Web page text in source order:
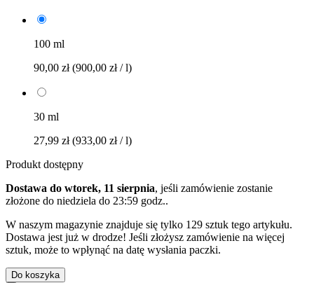
100 ml
90,00 zł(900,00 zł / l)
30 ml
27,99 zł(933,00 zł / l)
Produkt dostępny
Dostawa do wtorek, 11 sierpnia, jeśli zamówienie zostanie
złożone do niedziela do 23:59 godz..
W naszym magazynie znajduje się tylko 129 sztuk tego artykułu.
Dostawa jest już w drodze! Jeśli złożysz zamówienie na więcej
sztuk, może to wpłynąć na datę wysłania paczki.
Do koszyka